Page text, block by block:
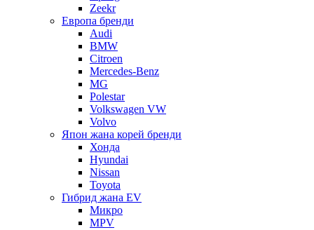
Zeekr
Европа бренди
Audi
BMW
Citroen
Mercedes-Benz
MG
Polestar
Volkswagen VW
Volvo
Япон жана корей бренди
Хонда
Hyundai
Nissan
Toyota
Гибрид жана EV
Микро
MPV